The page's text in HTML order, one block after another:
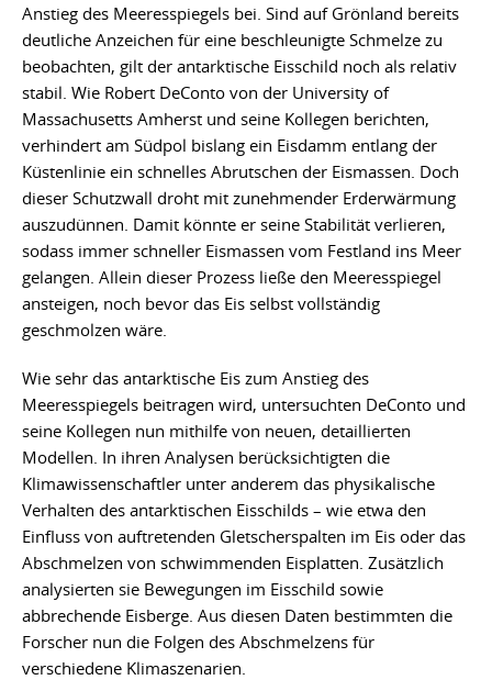
Anstieg des Meeresspiegels bei. Sind auf Grönland bereits
deutliche Anzeichen für eine beschleunigte Schmelze zu
beobachten, gilt der antarktische Eisschild noch als relativ
stabil. Wie Robert DeConto von der University of
Massachusetts Amherst und seine Kollegen berichten,
verhindert am Südpol bislang ein Eisdamm entlang der
Küstenlinie ein schnelles Abrutschen der Eismassen. Doch
dieser Schutzwall droht mit zunehmender Erderwärmung
auszudünnen. Damit könnte er seine Stabilität verlieren,
sodass immer schneller Eismassen vom Festland ins Meer
gelangen. Allein dieser Prozess ließe den Meeresspiegel
ansteigen, noch bevor das Eis selbst vollständig
geschmolzen wäre.
Wie sehr das antarktische Eis zum Anstieg des
Meeresspiegels beitragen wird, untersuchten DeConto und
seine Kollegen nun mithilfe von neuen, detaillierten
Modellen. In ihren Analysen berücksichtigten die
Klimawissenschaftler unter anderem das physikalische
Verhalten des antarktischen Eisschilds – wie etwa den
Einfluss von auftretenden Gletscherspalten im Eis oder das
Abschmelzen von schwimmenden Eisplatten. Zusätzlich
analysierten sie Bewegungen im Eisschild sowie
abbrechende Eisberge. Aus diesen Daten bestimmten die
Forscher nun die Folgen des Abschmelzens für
verschiedene Klimaszenarien.